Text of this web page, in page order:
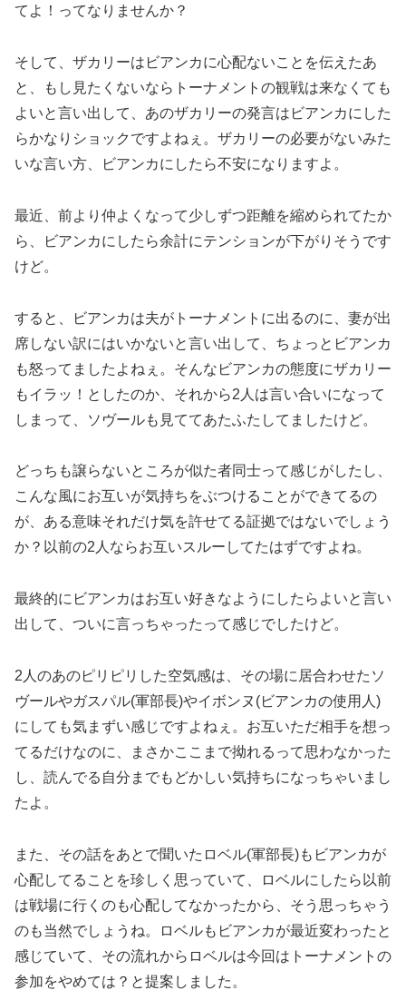
てよ！ってなりませんか？
そして、ザカリーはビアンカに心配ないことを伝えたあ
と、もし見たくないならトーナメントの観戦は来なくても
よいと言い出して、あのザカリーの発言はビアンカにした
らかなりショックですよねぇ。ザカリーの必要がないみた
いな言い方、ビアンカにしたら不安になりますよ。
最近、前より仲よくなって少しずつ距離を縮められてたか
ら、ビアンカにしたら余計にテンションが下がりそうです
けど。
すると、ビアンカは夫がトーナメントに出るのに、妻が出
席しない訳にはいかないと言い出して、ちょっとビアンカ
も怒ってましたよねぇ。そんなビアンカの態度にザカリー
もイラッ！としたのか、それから2人は言い合いになって
しまって、ソヴールも見ててあたふたしてましたけど。
どっちも譲らないところが似た者同士って感じがしたし、
こんな風にお互いが気持ちをぶつけることができてるの
が、ある意味それだけ気を許せてる証拠ではないでしょう
か？以前の2人ならお互いスルーしてたはずですよね。
最終的にビアンカはお互い好きなようにしたらよいと言い
出して、ついに言っちゃったって感じでしたけど。
2人のあのピリピリした空気感は、その場に居合わせたソ
ヴールやガスパル(軍部長)やイボンヌ(ビアンカの使用人)
にしても気まずい感じですよねぇ。お互いただ相手を想っ
てるだけなのに、まさかここまで拗れるって思わなかった
し、読んでる自分までもどかしい気持ちになっちゃいまし
たよ。
また、その話をあとで聞いたロベル(軍部長)もビアンカが
心配してることを珍しく思っていて、ロベルにしたら以前
は戦場に行くのも心配してなかったから、そう思っちゃう
のも当然でしょうね。ロベルもビアンカが最近変わったと
感じていて、その流れからロベルは今回はトーナメントの
参加をやめては？と提案しました。